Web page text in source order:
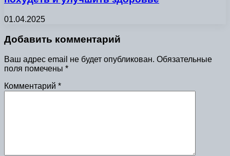
01.04.2025
Добавить комментарий
Ваш адрес email не будет опубликован. Обязательные
поля помечены *
Комментарий *